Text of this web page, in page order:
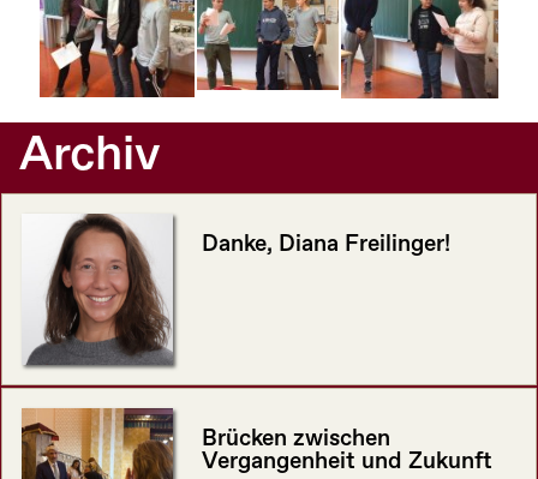
Archiv
Danke, Diana Freilinger!
Brücken zwischen
Vergangenheit und Zukunft